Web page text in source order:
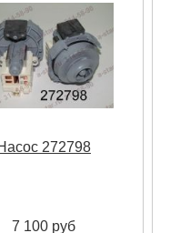
272798
7 100 руб